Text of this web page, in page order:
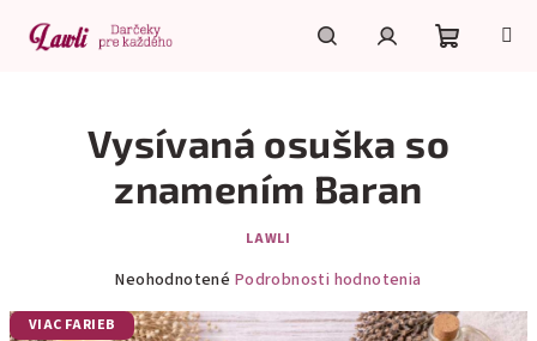
obsah
košík
Vysívaná osuška so
znamením Baran
LAWLI
produktu
Neohodnotené Podrobnosti hodnotenia
VIAC FARIEB